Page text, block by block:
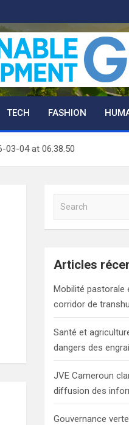
TECH FASHION
03-04 at 06.38.50
a
c
Articles
Mobilité pastorale
corridor de
Santé et
dangers des
JVE Cameroun
diffusion des
Gouvernance